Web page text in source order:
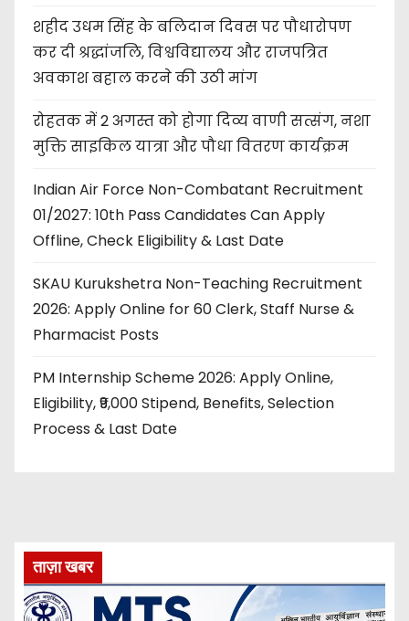
शहीद उधम सिंह के बलिदान दिवस पर पौधारोपण
कर दी श्रद्धांजलि, विश्वविद्यालय और राजपत्रित
अवकाश बहाल करने की उठी मांग
रोहतक में 2 अगस्त को होगा दिव्य वाणी सत्संग, नशा
मुक्ति साइकिल यात्रा और पौधा वितरण कार्यक्रम
Indian Air Force Non-Combatant Recruitment
01/2027: 10th Pass Candidates Can Apply
Offline, Check Eligibility & Last Date
SKAU Kurukshetra Non-Teaching Recruitment
2026: Apply Online for 60 Clerk, Staff Nurse &
Pharmacist Posts
PM Internship Scheme 2026: Apply Online,
Eligibility, ₹9,000 Stipend, Benefits, Selection
Process & Last Date
ताज़ा खबर